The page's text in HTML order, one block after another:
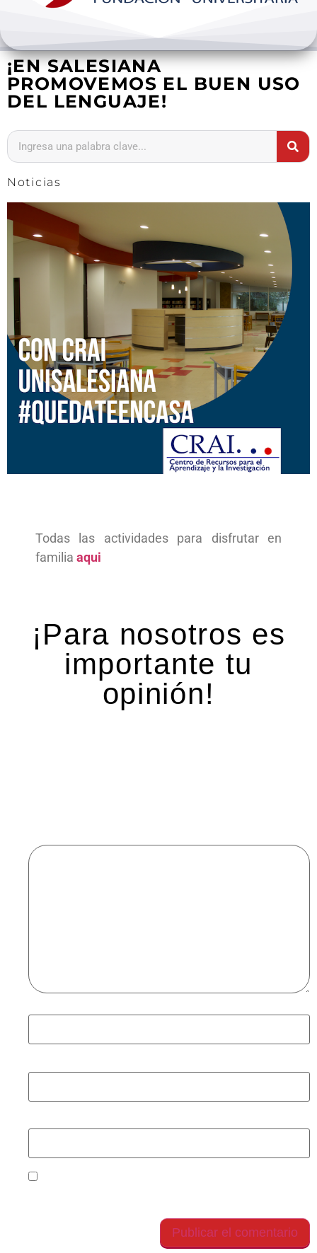
Internacionalización
Investigación
Extension y desarrollo
¡EN SALESIANA
PROMOVEMOS EL BUEN USO
DEL LENGUAJE!
Noticias
Todas las actividades para disfrutar en
familia aqui
¡Para nosotros es
importante tu
opinión!